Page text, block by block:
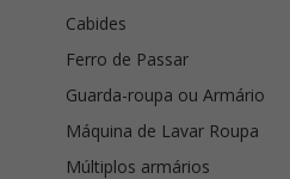
Cabides
Ferro de Passar
Guarda-roupa ou Armário
Máquina de Lavar Roupa
Múltiplos armários